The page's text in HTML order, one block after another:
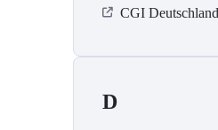
CGI
D